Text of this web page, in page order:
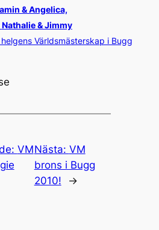
& Angelica,
Nathalie & Jimmy
Världsmästerskap i Bugg
VMNästa: VM
brons i Bugg
2010!
→